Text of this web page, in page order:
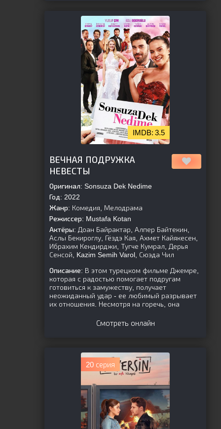
3.5
ВЕЧНАЯ ПОДРУЖКА
НЕВЕСТЫ
Оригинал: Sonsuza Dek Nedime
Год: 2022
Жанр: Комедия, Мелодрама
Режиссер: Mustafa Kotan
Актёры: Доан Байрактар, Алпер Байтекин,
Аслы Бекироглу, Гёздэ Кая, Ахмет Кайякесен,
Ибрахим Кендирджи, Тугче Кумрал, Дерья
Сенсой, Kazim Semih Varol, Сюэда Чил
Описание: В этом турецком фильме Джемре,
которая с радостью помогает подругам
готовиться к замужеству, получает
неожиданный удар - ее любимый разрывает
их отношения. Несмотря на горечь, она
Смотреть онлайн
20 серия